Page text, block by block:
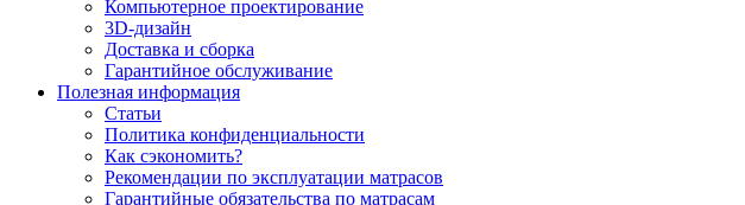
Компьютерное проектирование
3D-дизайн
Доставка и сборка
Гарантийное обслуживание
Полезная информация
Статьи
Политика конфиденциальности
Как сэкономить?
Рекомендации по эксплуатации матрасов
Гарантийные обязательства по матрасам